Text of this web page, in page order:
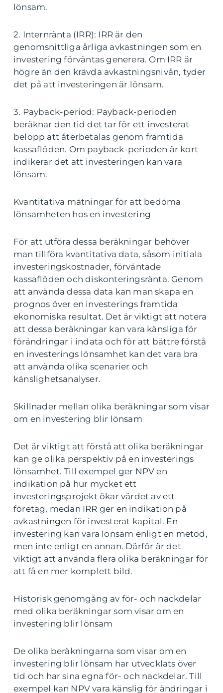
lönsam.
2. Internränta (IRR): IRR är den
genomsnittliga årliga avkastningen som en
investering förväntas generera. Om IRR är
högre än den krävda avkastningsnivån, tyder
det på att investeringen är lönsam.
3. Payback-period: Payback-perioden
beräknar den tid det tar för ett investerat
belopp att återbetalas genom framtida
kassaflöden. Om payback-perioden är kort
indikerar det att investeringen kan vara
lönsam.
Kvantitativa mätningar för att bedöma
lönsamheten hos en investering
För att utföra dessa beräkningar behöver
man tillföra kvantitativa data, såsom initiala
investeringskostnader, förväntade
kassaflöden och diskonteringsränta. Genom
att använda dessa data kan man skapa en
prognos över en investerings framtida
ekonomiska resultat. Det är viktigt att notera
att dessa beräkningar kan vara känsliga för
förändringar i indata och för att bättre förstå
en investerings lönsamhet kan det vara bra
att använda olika scenarier och
känslighetsanalyser.
Skillnader mellan olika beräkningar som visar
om en investering blir lönsam
Det är viktigt att förstå att olika beräkningar
kan ge olika perspektiv på en investerings
lönsamhet. Till exempel ger NPV en
indikation på hur mycket ett
investeringsprojekt ökar värdet av ett
företag, medan IRR ger en indikation på
avkastningen för investerat kapital. En
investering kan vara lönsam enligt en metod,
men inte enligt en annan. Därför är det
viktigt att använda flera olika beräkningar för
att få en mer komplett bild.
Historisk genomgång av för- och nackdelar
med olika beräkningar som visar om en
investering blir lönsam
De olika beräkningarna som visar om en
investering blir lönsam har utvecklats över
tid och har sina egna för- och nackdelar. Till
exempel kan NPV vara känslig för ändringar i